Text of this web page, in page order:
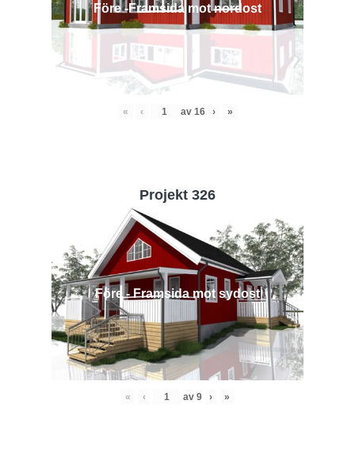
Före -Framsida mot nordost
« ‹ av 16 › »
Projekt 326
Före - Framsida mot sydost
« ‹ av 9 › »